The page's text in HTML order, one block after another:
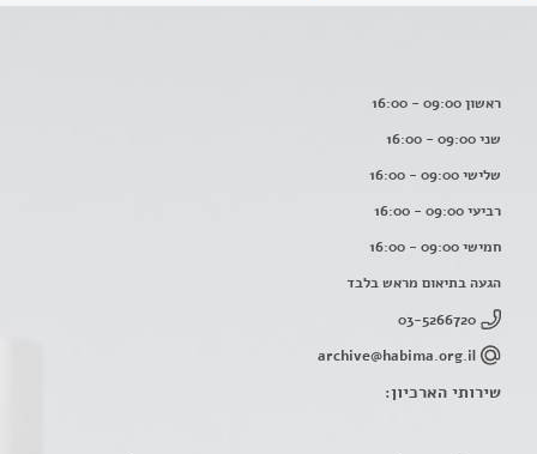
ראשון 09:00 - 16:00
שני 09:00 - 16:00
שלישי 09:00 - 16:00
רביעי 09:00 - 16:00
חמישי 09:00 - 16:00
הגעה בתיאום מראש בלבד
03-5266720
archive@habima.org.il
שירותי הארכיון: